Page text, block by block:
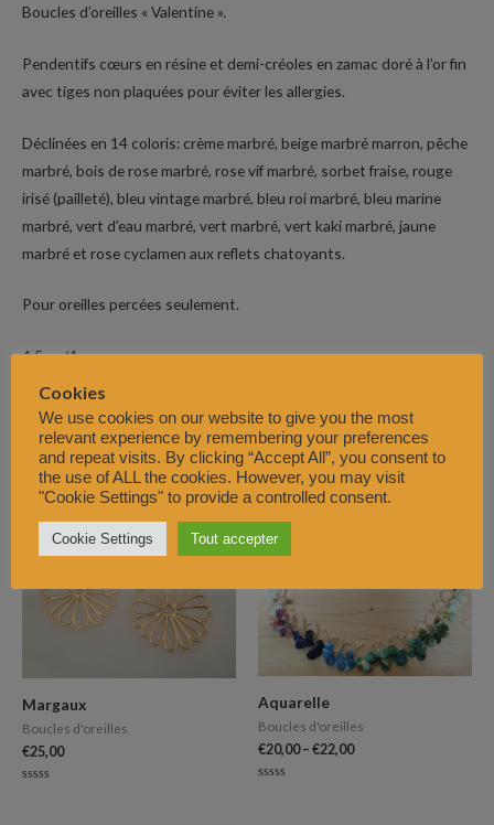
Boucles d’oreilles « Valentine ».
Pendentifs cœurs en résine et demi-créoles en zamac doré à l’or fin
avec tiges non plaquées pour éviter les allergies.
Déclinées en 14 coloris: crème marbré, beige marbré marron, pêche
marbré, bois de rose marbré, rose vif marbré, sorbet fraise, rouge
irisé (pailleté), bleu vintage marbré, bleu roi marbré, bleu marine
marbré, vert d’eau marbré, vert marbré, vert kaki marbré, jaune
marbré et rose cyclamen aux reflets chatoyants.
Pour oreilles percées seulement.
4,5cm/4g
Produits similaires
Margaux
Boucles d'oreilles
€25,00
Aquarelle
Boucles d'oreilles
€20,00– €22,00
Cookies
We use cookies on our website to give you the most
relevant experience by remembering your preferences
and repeat visits. By clicking “Accept All”, you consent to
the use of ALL the cookies. However, you may visit
"Cookie Settings" to provide a controlled consent.
Cookie Settings Tout accepter